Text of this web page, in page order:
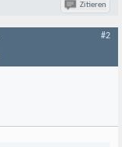
Zitieren
#2